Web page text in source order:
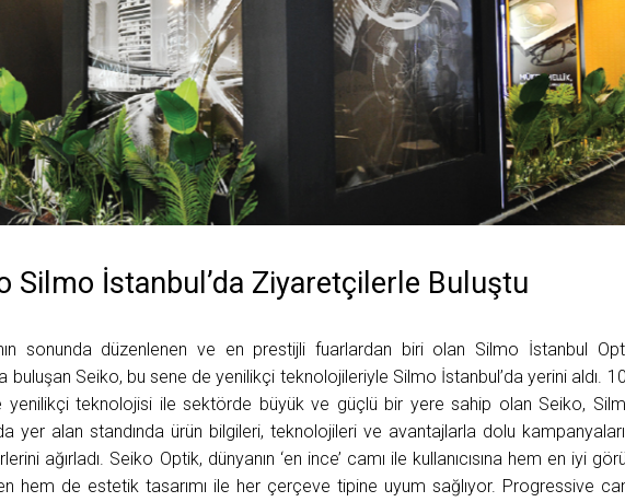
Silmo İstanbul’da Ziyaretçilerle Buluştu
sonunda düzenlenen ve en prestijli fuarlardan biri olan Silmo İstanbul
buluşan Seiko, bu sene de yenilikçi teknolojileriyle Silmo İstanbul’da yerini aldı.
yenilikçi teknolojisi ile sektörde büyük ve güçlü bir yere sahip olan Seiko,
yer alan standında ürün bilgileri, teknolojileri ve avantajlarla dolu
ağırladı. Seiko Optik, dünyanın ‘en ince’ camı ile kullanıcısına hem en iyi
hem de estetik tasarımı ile her çerçeve tipine uyum sağlıyor. Progressive